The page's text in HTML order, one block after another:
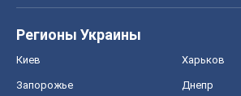
Регионы Украины
Киев Харьков
Запорожье Днепр